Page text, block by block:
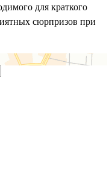
для краткого
сюрпризов при